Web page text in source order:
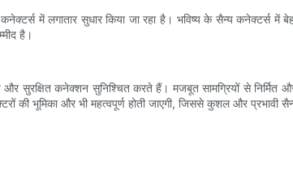
कनेक्टर्स में लगातार सुधार किया जा रहा है। भविष्य के सैन्य
है।
सुरक्षित कनेक्शन सुनिश्चित करते हैं। मजबूत सामग्रियों से निर्मित
भूमिका और भी महत्वपूर्ण होती जाएगी, जिससे कुशल और प्रभावी